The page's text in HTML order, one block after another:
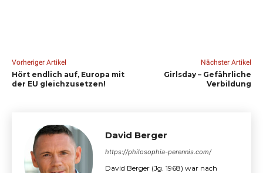
Vorheriger Artikel
Hört endlich auf, Europa mit
der EU gleichzusetzen!
Nächster Artikel
Girlsday – Gefährliche
Verbildung
David Berger
https://philosophia-perennis.com/
David Berger (Jg. 1968) war nach